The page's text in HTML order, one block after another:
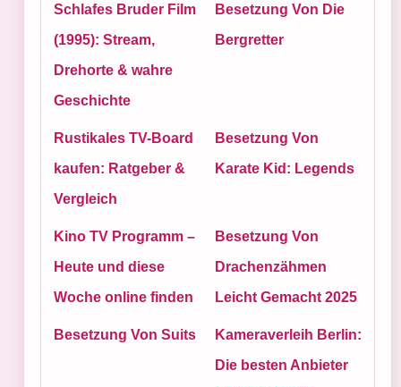
Schlafes Bruder Film
(1995): Stream,
Drehorte & wahre
Geschichte
Besetzung Von Die
Bergretter
Rustikales TV-Board
kaufen: Ratgeber &
Vergleich
Besetzung Von
Karate Kid: Legends
Kino TV Programm –
Heute und diese
Woche online finden
Besetzung Von
Drachenzähmen
Leicht Gemacht 2025
Besetzung Von Suits
Kameraverleih Berlin:
Die besten Anbieter